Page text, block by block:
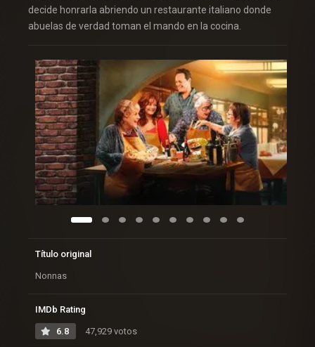
decide honrarla abriendo un restaurante italiano donde
abuelas de verdad toman el mando en la cocina.
Título original
Nonnas
IMDb Rating
6.8 47,929 votos